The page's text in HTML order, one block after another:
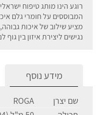
רוגע הינו מותג טיפוח
המבוססים על חומרי גלם
מציע שילוב של איכות
נגישים ליצירת איזון בין גוף
מידע נוסף
שם יצרן
ROGA